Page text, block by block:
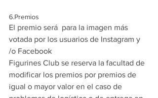
6.Premios
El premio será  para la imagen más
votada por los usuarios de Instagram y
/o Facebook
Figurines Club se reserva la facultad de
modificar los premios por premios de
igual o mayor valor en el caso de